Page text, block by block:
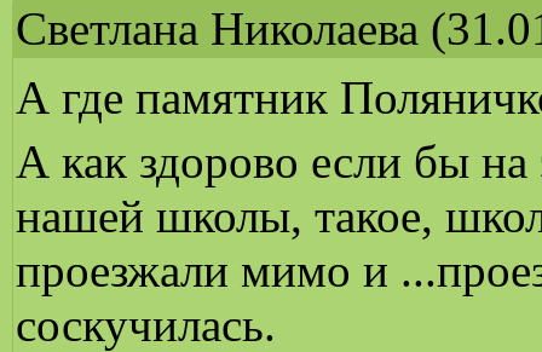
Светлана Николаева
А где памятник
А как здорово если бы
нашей школы, такое,
проезжали мимо и
соскучилась.